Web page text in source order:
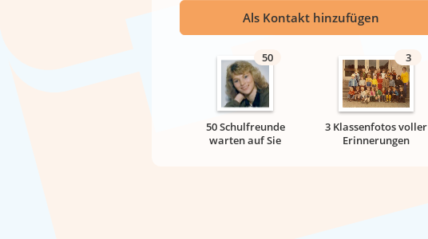
Als Kontakt hinzufügen
50
50 Schulfreunde
warten auf Sie
3
3 Klassenfotos voller
Erinnerungen